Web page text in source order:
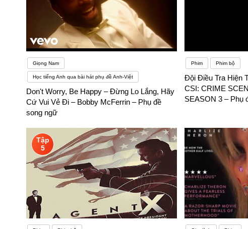
Giọng Nam
Học tiếng Anh qua bài hát phụ đề Anh-Việt
Don't Worry, Be Happy – Đừng Lo Lắng, Hãy
Cứ Vui Vẻ Đi – Bobby McFerrin – Phụ đề
song ngữ
Phim Phim bộ
Đội Điều Tra Hiện
CSI: CRIME
SEASON 3 – Phụ
Tập
5